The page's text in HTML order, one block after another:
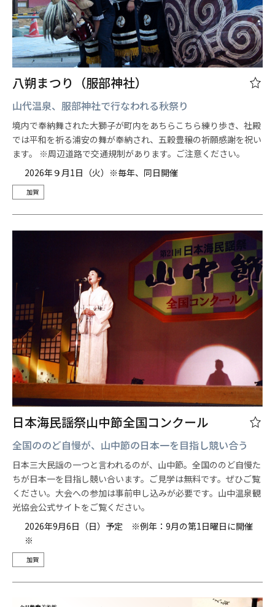
八朔まつり（服部神社）
山代温泉、服部神社で行なわれる秋祭り
境内で奉納舞された大獅子が町内をあちらこちら練り歩き、社殿
では平和を祈る浦安の舞が奉納され、五穀豊穣の祈願感謝を祝い
ます。 ※周辺道路で交通規制があります。ご注意ください。
2026年９月1日（火）※毎年、同日開催
加賀
日本海民謡祭山中節全国コンクール
全国ののど自慢が、山中節の日本一を目指し競い合う
日本三大民謡の一つと言われるのが、山中節。全国ののど自慢た
ちが日本一を目指し競い合います。ご見学は無料です。ぜひご覧
ください。大会への参加は事前申し込みが必要です。山中温泉観
光協会公式サイトをご覧ください。
2026年9月6日（日）予定 ※例年：9月の第1日曜日に開催
※
加賀